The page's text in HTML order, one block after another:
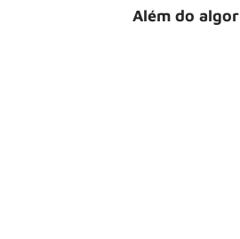
Além do